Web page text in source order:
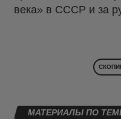
века» в СССР и за
МАТЕРИАЛЫ ПО